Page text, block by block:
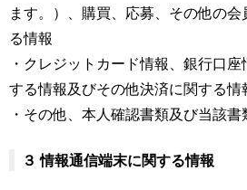
ます。）、購買、応募、その他の
る情報
・クレジットカード情報、銀行口
する情報及びその他決済に関する情
・その他、本人確認書類及び当該
３ 情報通信端末に関する情報